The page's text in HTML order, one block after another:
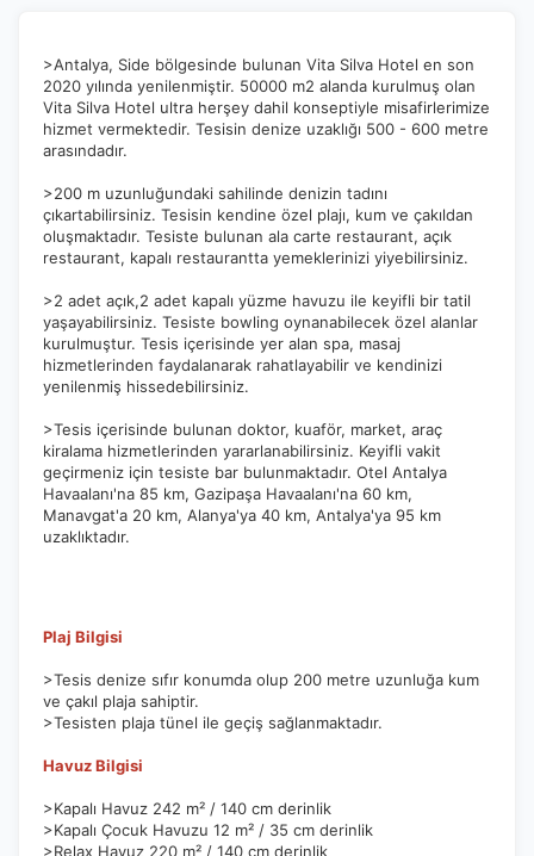
>Antalya, Side bölgesinde bulunan Vita Silva Hotel en son
2020 yılında yenilenmiştir. 50000 m2 alanda kurulmuş olan
Vita Silva Hotel ultra herşey dahil konseptiyle misafirlerimize
hizmet vermektedir. Tesisin denize uzaklığı 500 - 600 metre
arasındadır.
>200 m uzunluğundaki sahilinde denizin tadını
çıkartabilirsiniz. Tesisin kendine özel plajı, kum ve çakıldan
oluşmaktadır. Tesiste bulunan ala carte restaurant, açık
restaurant, kapalı restaurantta yemeklerinizi yiyebilirsiniz.
>2 adet açık,2 adet kapalı yüzme havuzu ile keyifli bir tatil
yaşayabilirsiniz. Tesiste bowling oynanabilecek özel alanlar
kurulmuştur. Tesis içerisinde yer alan spa, masaj
hizmetlerinden faydalanarak rahatlayabilir ve kendinizi
yenilenmiş hissedebilirsiniz.
>Tesis içerisinde bulunan doktor, kuaför, market, araç
kiralama hizmetlerinden yararlanabilirsiniz. Keyifli vakit
geçirmeniz için tesiste bar bulunmaktadır. Otel Antalya
Havaalanı'na 85 km, Gazipaşa Havaalanı'na 60 km,
Manavgat'a 20 km, Alanya'ya 40 km, Antalya'ya 95 km
uzaklıktadır.
Plaj Bilgisi
>Tesis denize sıfır konumda olup 200 metre uzunluğa kum
ve çakıl plaja sahiptir.
>Tesisten plaja tünel ile geçiş sağlanmaktadır.
Havuz Bilgisi
>Kapalı Havuz 242 m² / 140 cm derinlik
>Kapalı Çocuk Havuzu 12 m² / 35 cm derinlik
>Relax Havuz 220 m² / 140 cm derinlik